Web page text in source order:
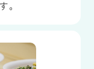
。